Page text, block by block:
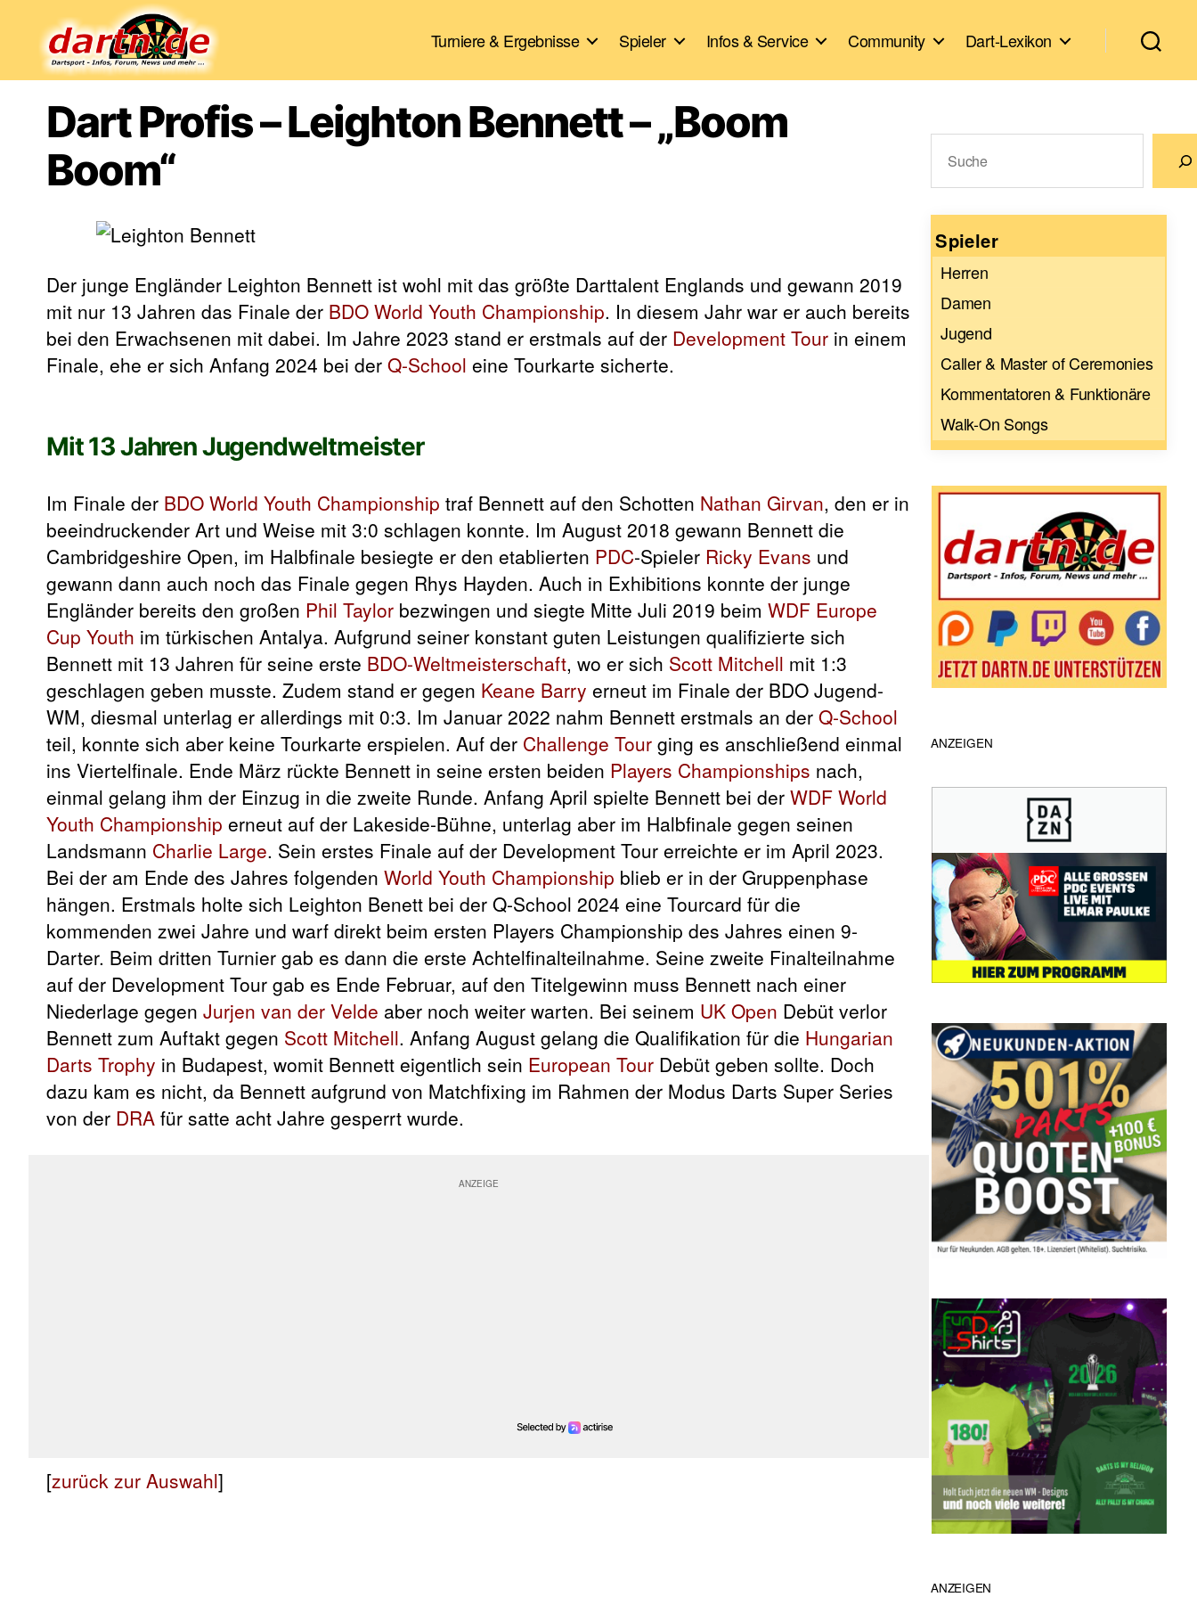
Turniere & Ergebnisse Spieler Infos & Service Community Dart-Lexikon
Dart Profis – Leighton Bennett – „Boom
Boom“
Der junge Engländer Leighton Bennett ist wohl mit das größte Darttalent Englands und gewann 2019
mit nur 13 Jahren das Finale der BDO World Youth Championship. In diesem Jahr war er auch bereits
bei den Erwachsenen mit dabei. Im Jahre 2023 stand er erstmals auf der Development Tour in einem
Finale, ehe er sich Anfang 2024 bei der Q-School eine Tourkarte sicherte.
Mit 13 Jahren Jugendweltmeister
Im Finale der BDO World Youth Championship traf Bennett auf den Schotten Nathan Girvan, den er in
beeindruckender Art und Weise mit 3:0 schlagen konnte. Im August 2018 gewann Bennett die
Cambridgeshire Open, im Halbfinale besiegte er den etablierten PDC-Spieler Ricky Evans und
gewann dann auch noch das Finale gegen Rhys Hayden. Auch in Exhibitions konnte der junge
Engländer bereits den großen Phil Taylor bezwingen und siegte Mitte Juli 2019 beim WDF Europe
Cup Youth im türkischen Antalya. Aufgrund seiner konstant guten Leistungen qualifizierte sich
Bennett mit 13 Jahren für seine erste BDO-Weltmeisterschaft, wo er sich Scott Mitchell mit 1:3
geschlagen geben musste. Zudem stand er gegen Keane Barry erneut im Finale der BDO Jugend-
WM, diesmal unterlag er allerdings mit 0:3. Im Januar 2022 nahm Bennett erstmals an der Q-School
teil, konnte sich aber keine Tourkarte erspielen. Auf der Challenge Tour ging es anschließend einmal
ins Viertelfinale. Ende März rückte Bennett in seine ersten beiden Players Championships nach,
einmal gelang ihm der Einzug in die zweite Runde. Anfang April spielte Bennett bei der WDF World
Youth Championship erneut auf der Lakeside-Bühne, unterlag aber im Halbfinale gegen seinen
Landsmann Charlie Large. Sein erstes Finale auf der Development Tour erreichte er im April 2023.
Bei der am Ende des Jahres folgenden World Youth Championship blieb er in der Gruppenphase
hängen. Erstmals holte sich Leighton Benett bei der Q-School 2024 eine Tourcard für die
kommenden zwei Jahre und warf direkt beim ersten Players Championship des Jahres einen 9-
Darter. Beim dritten Turnier gab es dann die erste Achtelfinalteilnahme. Seine zweite Finalteilnahme
auf der Development Tour gab es Ende Februar, auf den Titelgewinn muss Bennett nach einer
Niederlage gegen Jurjen van der Velde aber noch weiter warten. Bei seinem UK Open Debüt verlor
Bennett zum Auftakt gegen Scott Mitchell. Anfang August gelang die Qualifikation für die Hungarian
Darts Trophy in Budapest, womit Bennett eigentlich sein European Tour Debüt geben sollte. Doch
dazu kam es nicht, da Bennett aufgrund von Matchfixing im Rahmen der Modus Darts Super Series
von der DRA für satte acht Jahre gesperrt wurde.
[zurück zur Auswahl]
Spieler
Herren
Damen
Jugend
Caller & Master of Ceremonies
Kommentatoren & Funktionäre
Walk-On Songs
ANZEIGEN
ANZEIGEN